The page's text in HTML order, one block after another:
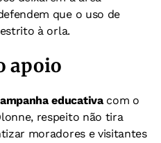
que o uso de
à orla.
apoio
educativacom o
respeito não tira
moradores e visitantes